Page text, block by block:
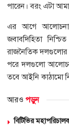
পারেন। বরং এটা
এর আগে আলোচনার
জবাবদিহিতা
রাজনৈতিক দলগুলোর
পরে দলগুলো
তবে আইনি কাঠামো
আরও পড়ুন
বিটিভির